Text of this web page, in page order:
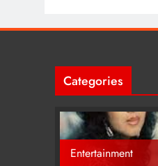
Categories
Entertainment